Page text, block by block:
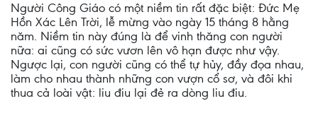
Người Công Giáo có một niềm tin rất đặc biệt: Đức Mẹ
Hồn Xác Lên Trời, lễ mừng vào ngày 15 tháng 8 hằng
năm. Niềm tin này đúng là để vinh thăng con người
nữa: ai cũng có sức vươn lên vô hạn được như vậy.
Ngược lại, con người cũng có thể tự hủy, đầy đọa nhau,
làm cho nhau thành những con vượn cổ sơ, và đôi khi
thua cả loài vật: liu điu lại đẻ ra dòng liu điu.